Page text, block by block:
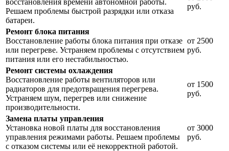
Решаем проблемы быстрой разрядки или отказа
батареи.
руб.
Ремонт блока питания
Восстановление работы блока питания при отказе
или перегреве. Устраняем проблемы с отсутствием
питания или его нестабильностью.
от 2500
руб.
Ремонт системы охлаждения
Восстановление работы вентиляторов или
радиаторов для предотвращения перегрева.
Устраняем шум, перегрев или снижение
производительности.
от 1500
руб.
Замена платы управления
Установка новой платы для восстановления
управления режимами работы. Решаем проблемы
с отказом системы или её некорректной работой.
от 3000
руб.